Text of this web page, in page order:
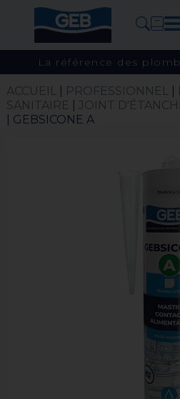
La référence des
ACCUEIL| PROFESSIONNEL|
SANITAIRE
JOINT
| GEBSICONE A